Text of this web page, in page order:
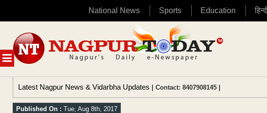
National News Sports Education
MENU
content
Latest Nagpur News & Vidarbha Updates | Contact: 8407908145 |
Published On : Tue, Aug 8th, 2017